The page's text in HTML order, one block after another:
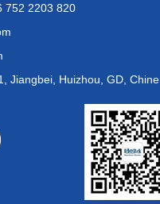
752 2203 820
Jiangbei, Huizhou, GD, Chine